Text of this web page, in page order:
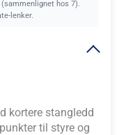
hos 7).
lenker.
kortere stangledd
til styre og